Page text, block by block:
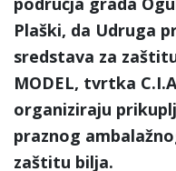
Plaški, da Udruga
sredstava za
MODEL, tvrtka C.I.
organiziraju
praznog ambalaž
zaštitu bilja.